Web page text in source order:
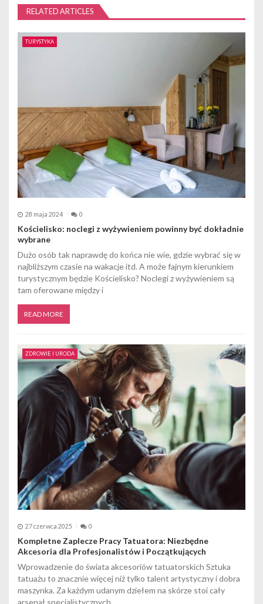
i
g
j
a
w
p
i
s
u
RELATED ARTICLES
TURYSTYKA
28 maja 2024 0
Kościelisko: noclegi z wyżywieniem powinny być dokładnie
wybrane
Dużo osób tak naprawdę do końca nie wie, gdzie wybrać się w
najbliższym czasie na wakacje itd. A może fajnym kierunkiem
turystycznym będzie Kościelisko? Noclegi z wyżywieniem są
tam oferowane między i
READ MORE
ZDROWIE I URODA
27 czerwca 2025 0
Kompletne Zaplecze Pracy Tatuatora: Niezbędne
Akcesoria dla Profesjonalistów i Początkujących
Wprowadzenie do świata akcesoriów tatuatorskich Sztuka
tatuażu to znacznie więcej niż tylko talent artystyczny i dobra
maszynka. Za każdym udanym dziełem na skórze stoi cały